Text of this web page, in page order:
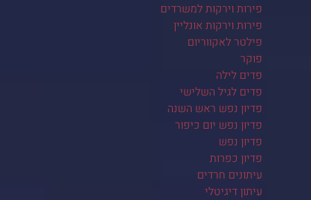
פירות וירקות למשרדים
פירות וירקות אונליין
פילטר לאקווריום
פוקר
פדים לילה
פדים לגיל השלישי
פדיון נפש ראש השנה
פדיון נפש יום כיפור
פדיון נפש
פדיון כפרות
עיתונים חרדים
עיתון דיגיטלי